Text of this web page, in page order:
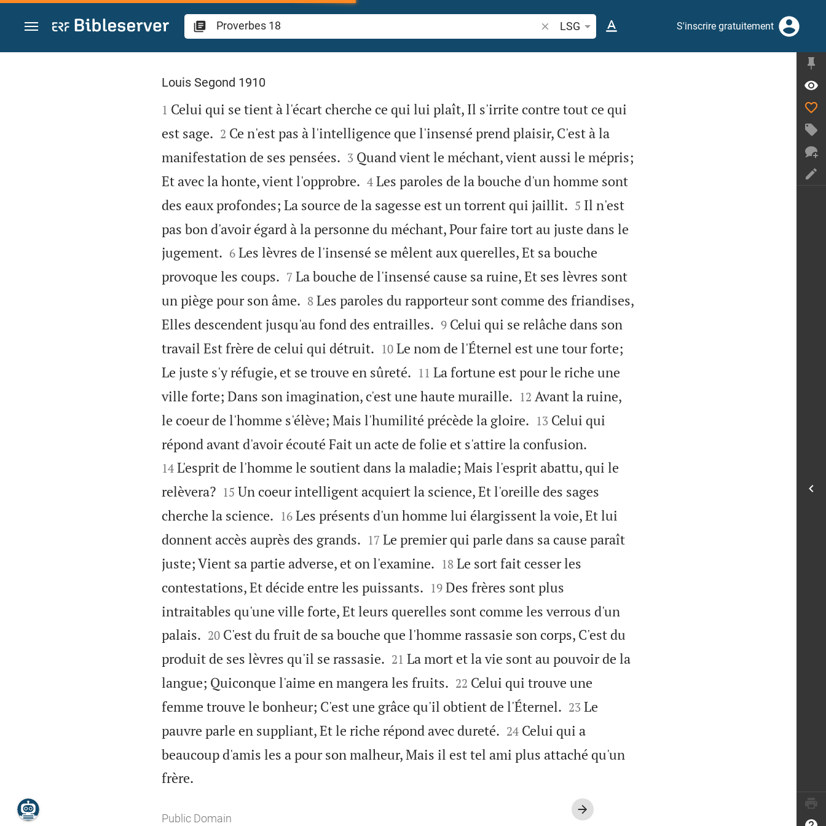
Aller vers contenu
Recherche d'un verset biblique ou mot
LSG S'inscrire gratuitement
Proverbes 18
Louis Segond 1910

1 Celui qui se tient à l'écart cherche ce qui lui plaît, Il s'irrite contre tout ce qui
est sage.
2 Ce n'est pas à l'intelligence que l'insensé prend plaisir, C'est à la
manifestation de ses pensées.
3 Quand vient le méchant, vient aussi le mépris;
Et avec la honte, vient l'opprobre.
4 Les paroles de la bouche d'un homme sont
des eaux profondes; La source de la sagesse est un torrent qui jaillit.
5 Il n'est
pas bon d'avoir égard à la personne du méchant, Pour faire tort au juste dans le
jugement.
6 Les lèvres de l'insensé se mêlent aux querelles, Et sa bouche
provoque les coups.
7 La bouche de l'insensé cause sa ruine, Et ses lèvres sont
un piège pour son âme.
8 Les paroles du rapporteur sont comme des friandises,
Elles descendent jusqu'au fond des entrailles.
9 Celui qui se relâche dans son
travail Est frère de celui qui détruit.
10 Le nom de l'Éternel est une tour forte;
Le juste s'y réfugie, et se trouve en sûreté.
11 La fortune est pour le riche une
ville forte; Dans son imagination, c'est une haute muraille.
12 Avant la ruine,
le coeur de l'homme s'élève; Mais l'humilité précède la gloire.
13 Celui qui
répond avant d'avoir écouté Fait un acte de folie et s'attire la confusion.
14 L'esprit de l'homme le soutient dans la maladie; Mais l'esprit abattu, qui le
relèvera?
15 Un coeur intelligent acquiert la science, Et l'oreille des sages
cherche la science.
16 Les présents d'un homme lui élargissent la voie, Et lui
donnent accès auprès des grands.
17 Le premier qui parle dans sa cause paraît
juste; Vient sa partie adverse, et on l'examine.
18 Le sort fait cesser les
contestations, Et décide entre les puissants.
19 Des frères sont plus
intraitables qu'une ville forte, Et leurs querelles sont comme les verrous d'un
palais.
20 C'est du fruit de sa bouche que l'homme rassasie son corps, C'est du
produit de ses lèvres qu'il se rassasie.
21 La mort et la vie sont au pouvoir de la
langue; Quiconque l'aime en mangera les fruits.
22 Celui qui trouve une
femme trouve le bonheur; C'est une grâce qu'il obtient de l'Éternel.
23 Le
pauvre parle en suppliant, Et le riche répond avec dureté.
24 Celui qui a
beaucoup d'amis les a pour son malheur, Mais il est tel ami plus attaché qu'un
frère.
Public Domain